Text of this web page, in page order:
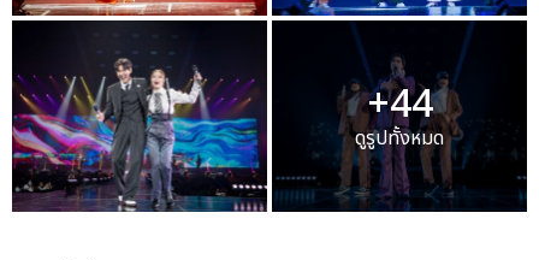
+44
ดูรูปทั้งหมด